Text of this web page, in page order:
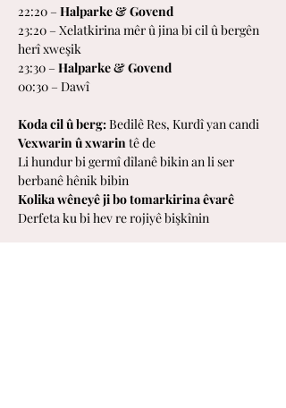
22:20 – Halparke & Govend
23:20 – Xelatkirina mêr û jina bi cil û bergên
herî xweşik
23:30 – Halparke & Govend
00:30 – Dawî
Koda cil û berg: Bedilê Res, Kurdî yan candi
Vexwarin û xwarin tê de
Li hundur bi germî dîlanê bikin an li ser
berbanê hênik bibin
Kolika wêneyê ji bo tomarkirina êvarê
Derfeta ku bi hev re rojiyê bişkînin